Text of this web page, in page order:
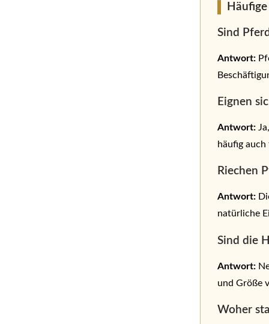
Sind
Antwort:
Eignen
Antwort:
häufig
Riechen
Antwort:
natürliche
Sind die
Antwort:
und Größe
Woher